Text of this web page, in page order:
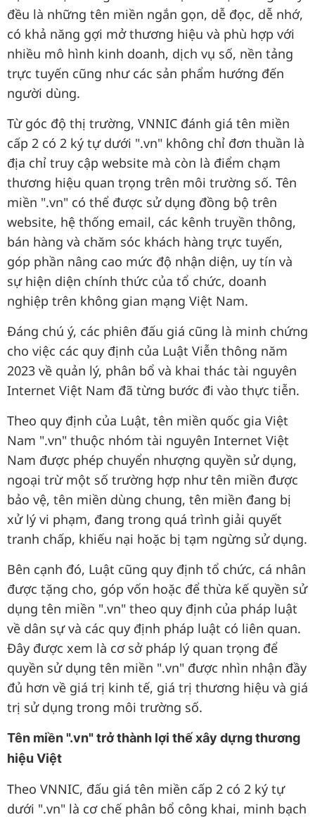
đều là những tên miền ngắn gọn, dễ đọc, dễ nhớ,
có khả năng gợi mở thương hiệu và phù hợp với
nhiều mô hình kinh doanh, dịch vụ số, nền tảng
trực tuyến cũng như các sản phẩm hướng đến
người dùng.
Từ góc độ thị trường, VNNIC đánh giá tên miền
cấp 2 có 2 ký tự dưới ".vn" không chỉ đơn thuần là
địa chỉ truy cập website mà còn là điểm chạm
thương hiệu quan trọng trên môi trường số. Tên
miền ".vn" có thể được sử dụng đồng bộ trên
website, hệ thống email, các kênh truyền thông,
bán hàng và chăm sóc khách hàng trực tuyến,
góp phần nâng cao mức độ nhận diện, uy tín và
sự hiện diện chính thức của tổ chức, doanh
nghiệp trên không gian mạng Việt Nam.
Đáng chú ý, các phiên đấu giá cũng là minh chứng
cho việc các quy định của Luật Viễn thông năm
2023 về quản lý, phân bổ và khai thác tài nguyên
Internet Việt Nam đã từng bước đi vào thực tiễn.
Theo quy định của Luật, tên miền quốc gia Việt
Nam ".vn" thuộc nhóm tài nguyên Internet Việt
Nam được phép chuyển nhượng quyền sử dụng,
ngoại trừ một số trường hợp như tên miền được
bảo vệ, tên miền dùng chung, tên miền đang bị
xử lý vi phạm, đang trong quá trình giải quyết
tranh chấp, khiếu nại hoặc bị tạm ngừng sử dụng.
Bên cạnh đó, Luật cũng quy định tổ chức, cá nhân
được tặng cho, góp vốn hoặc để thừa kế quyền sử
dụng tên miền ".vn" theo quy định của pháp luật
về dân sự và các quy định pháp luật có liên quan.
Đây được xem là cơ sở pháp lý quan trọng để
quyền sử dụng tên miền ".vn" được nhìn nhận đầy
đủ hơn về giá trị kinh tế, giá trị thương hiệu và giá
trị sử dụng trong môi trường số.
Tên miền ".vn" trở thành lợi thế xây dựng thương
hiệu Việt
Theo VNNIC, đấu giá tên miền cấp 2 có 2 ký tự
dưới ".vn" là cơ chế phân bổ công khai, minh bạch